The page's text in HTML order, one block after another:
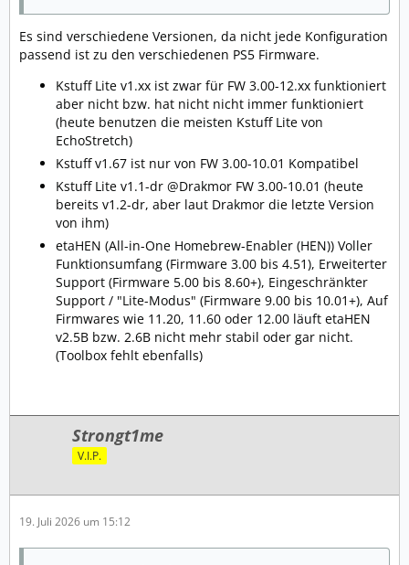
Es sind verschiedene Versionen, da nicht jede Konfiguration
passend ist zu den verschiedenen PS5 Firmware.
Kstuff Lite v1.xx ist zwar für FW 3.00-12.xx funktioniert
aber nicht bzw. hat nicht nicht immer funktioniert
(heute benutzen die meisten Kstuff Lite von
EchoStretch)
Kstuff v1.67 ist nur von FW 3.00-10.01 Kompatibel
Kstuff Lite v1.1-dr @Drakmor FW 3.00-10.01 (heute
bereits v1.2-dr, aber laut Drakmor die letzte Version
von ihm)
etaHEN (All-in-One Homebrew-Enabler (HEN)) Voller
Funktionsumfang (Firmware 3.00 bis 4.51), Erweiterter
Support (Firmware 5.00 bis 8.60+), Eingeschränkter
Support / "Lite-Modus" (Firmware 9.00 bis 10.01+), Auf
Firmwares wie 11.20, 11.60 oder 12.00 läuft etaHEN
v2.5B bzw. 2.6B nicht mehr stabil oder gar nicht.
(Toolbox fehlt ebenfalls)
Strongt1me
V.I.P.
19. Juli 2026 um 15:12